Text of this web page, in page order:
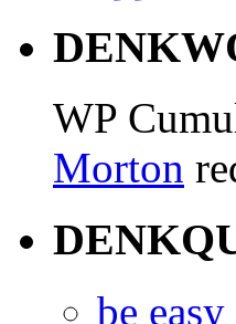
WP
Morton
be easy